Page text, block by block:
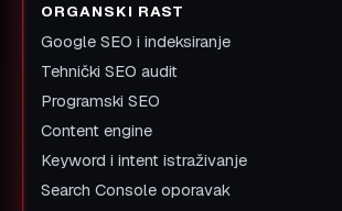
ORGANSKI RAST
Google SEO i indeksiranje
Tehnički SEO audit
Programski SEO
Content engine
Keyword i intent istraživanje
Search Console oporavak